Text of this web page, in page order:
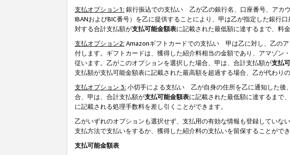
支払オプション1: 銀行振込での支払い 乙が乙の銀行名、口座番号、アカ
IBANおよびBIC番号）を乙に提供することにより、甲は乙が指定した銀行
対する合計支払額が支払可能金額表に記載された最低額に達するまで、料
支払オプション2: Amazonギフトカードでの支払い 甲は乙に対し、乙の
付します。ギフトカードは、獲得した紹介料相当の金額であり、アマゾ
従います。乙がこのオプションを選択した場合、甲は、合計支払額が支払
支払額が支払可能金額表に記載された最高額を超過する場合、乙が代わり
支払オプション 3: 小切手による支払い 乙が自身の住所を乙に通知した後
合、甲は、合計支払額が支払可能金額表に記載された最低額に達するまで
に記載される処理手数料を差し引くことができます。
乙がいずれのオプションも選択せず、支払用の有効な情報も登録してい
支払方法で支払いをするか、獲得した紹介料の支払いを留保することができ
支払可能金額表